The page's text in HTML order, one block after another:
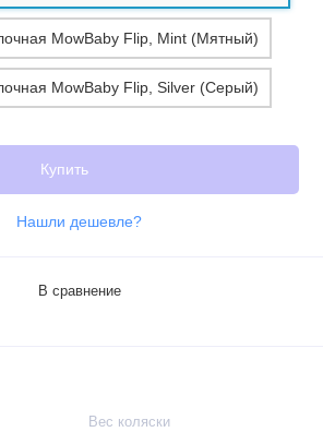
Купить
Нашли дешевле?
В сравнение
Вес коляски